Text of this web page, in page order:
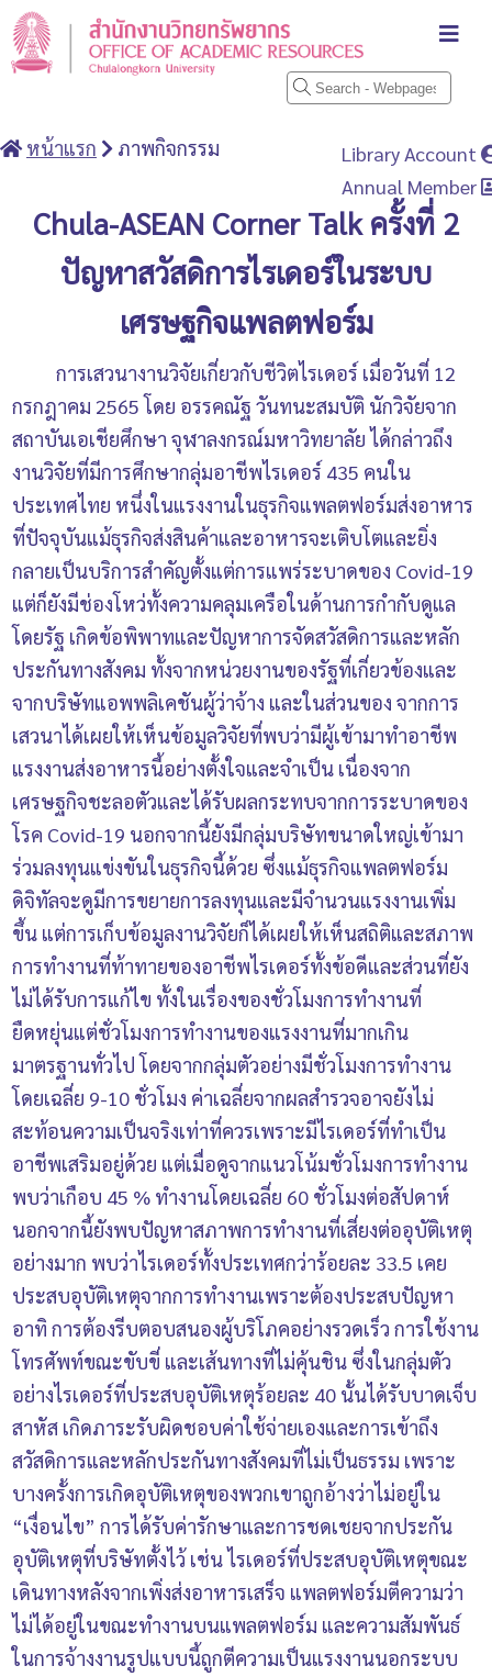
Library Account
Annual Member
หน้าแรก ภาพกิจกรรม
Chula-ASEAN Corner Talk ครั้งที่ 2
ปัญหาสวัสดิการไรเดอร์ในระบบ
เศรษฐกิจแพลตฟอร์ม
การเสวนางานวิจัยเกี่ยวกับชีวิตไรเดอร์ เมื่อวันที่ 12
กรกฎาคม 2565 โดย อรรคณัฐ วันทนะสมบัติ นักวิจัยจาก
สถาบันเอเชียศึกษา จุฬาลงกรณ์มหาวิทยาลัย ได้กล่าวถึง
งานวิจัยที่มีการศึกษากลุ่มอาชีพไรเดอร์ 435 คนใน
ประเทศไทย หนึ่งในแรงงานในธุรกิจแพลตฟอร์มส่งอาหาร
ที่ปัจจุบันแม้ธุรกิจส่งสินค้าและอาหารจะเติบโตและยิ่ง
กลายเป็นบริการสำคัญตั้งแต่การแพร่ระบาดของ Covid-19
แต่ก็ยังมีช่องโหว่ทั้งความคลุมเครือในด้านการกำกับดูแล
โดยรัฐ เกิดข้อพิพาทและปัญหาการจัดสวัสดิการและหลัก
ประกันทางสังคม ทั้งจากหน่วยงานของรัฐที่เกี่ยวข้องและ
จากบริษัทแอพพลิเคชันผู้ว่าจ้าง และในส่วนของ จากการ
เสวนาได้เผยให้เห็นข้อมูลวิจัยที่พบว่ามีผู้เข้ามาทำอาชีพ
แรงงานส่งอาหารนี้อย่างตั้งใจและจำเป็น เนื่องจาก
เศรษฐกิจชะลอตัวและได้รับผลกระทบจากการระบาดของ
โรค Covid-19 นอกจากนี้ยังมีกลุ่มบริษัทขนาดใหญ่เข้ามา
ร่วมลงทุนแข่งขันในธุรกิจนี้ด้วย ซึ่งแม้ธุรกิจแพลตฟอร์ม
ดิจิทัลจะดูมีการขยายการลงทุนและมีจำนวนแรงงานเพิ่ม
ขึ้น แต่การเก็บข้อมูลงานวิจัยก็ได้เผยให้เห็นสถิติและสภาพ
การทำงานที่ท้าทายของอาชีพไรเดอร์ทั้งข้อดีและส่วนที่ยัง
ไม่ได้รับการแก้ไข ทั้งในเรื่องของชั่วโมงการทำงานที่
ยืดหยุ่นแต่ชั่วโมงการทำงานของแรงงานที่มากเกิน
มาตรฐานทั่วไป โดยจากกลุ่มตัวอย่างมีชั่วโมงการทำงาน
โดยเฉลี่ย 9-10 ชั่วโมง ค่าเฉลี่ยจากผลสำรวจอาจยังไม่
สะท้อนความเป็นจริงเท่าที่ควรเพราะมีไรเดอร์ที่ทำเป็น
อาชีพเสริมอยู่ด้วย แต่เมื่อดูจากแนวโน้มชั่วโมงการทำงาน
พบว่าเกือบ 45 % ทำงานโดยเฉลี่ย 60 ชั่วโมงต่อสัปดาห์
นอกจากนี้ยังพบปัญหาสภาพการทำงานที่เสี่ยงต่ออุบัติเหตุ
อย่างมาก พบว่าไรเดอร์ทั้งประเทศกว่าร้อยละ 33.5 เคย
ประสบอุบัติเหตุจากการทำงานเพราะต้องประสบปัญหา
อาทิ การต้องรีบตอบสนองผู้บริโภคอย่างรวดเร็ว การใช้งาน
โทรศัพท์ขณะขับขี่ และเส้นทางที่ไม่คุ้นชิน ซึ่งในกลุ่มตัว
อย่างไรเดอร์ที่ประสบอุบัติเหตุร้อยละ 40 นั้นได้รับบาดเจ็บ
สาหัส เกิดภาระรับผิดชอบค่าใช้จ่ายเองและการเข้าถึง
สวัสดิการและหลักประกันทางสังคมที่ไม่เป็นธรรม เพราะ
บางครั้งการเกิดอุบัติเหตุของพวกเขาถูกอ้างว่าไม่อยู่ใน
“เงื่อนไข” การได้รับค่ารักษาและการชดเชยจากประกัน
อุบัติเหตุที่บริษัทตั้งไว้ เช่น ไรเดอร์ที่ประสบอุบัติเหตุขณะ
เดินทางหลังจากเพิ่งส่งอาหารเสร็จ แพลตฟอร์มตีความว่า
ไม่ได้อยู่ในขณะทำงานบนแพลตฟอร์ม และความสัมพันธ์
ในการจ้างงานรูปแบบนี้ถูกตีความเป็นแรงงานนอกระบบ